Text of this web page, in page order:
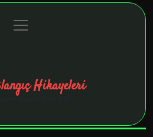
Politikası
menüyü
aç
Hikayeleri